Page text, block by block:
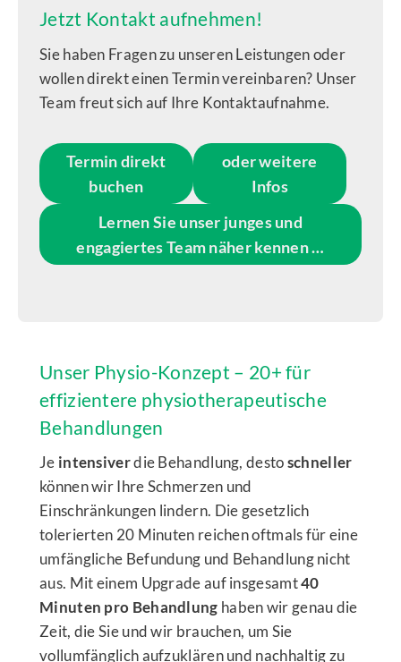
Jetzt Kontakt aufnehmen!
Sie haben Fragen zu unseren Leistungen oder
wollen direkt einen Termin vereinbaren? Unser
Team freut sich auf Ihre Kontaktaufnahme.
Termin direkt
buchen
oder weitere
Infos
Lernen Sie unser junges und
engagiertes Team näher kennen …
Unser Physio-Konzept – 20+ für
effizientere physiotherapeutische
Behandlungen
Je intensiverdie Behandlung, destoschneller
können wir Ihre Schmerzen und
Einschränkungen lindern. Die gesetzlich
tolerierten 20 Minuten reichen oftmals für eine
umfängliche Befundung und Behandlung nicht
aus. Mit einem Upgrade auf insgesamt40
Minuten pro Behandlung haben wir genau die
Zeit, die Sie und wir brauchen, um Sie
vollumfänglich aufzuklären und nachhaltig zu